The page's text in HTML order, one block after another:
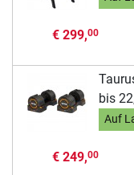
€ 299,00
bis
Auf
€ 249,00